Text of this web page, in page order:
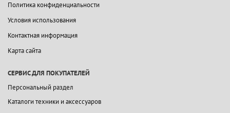
Политика конфиденциальности
Условия использования
Контактная информация
Карта сайта
СЕРВИС ДЛЯ ПОКУПАТЕЛЕЙ
Персональный раздел
Каталоги техники и аксессуаров